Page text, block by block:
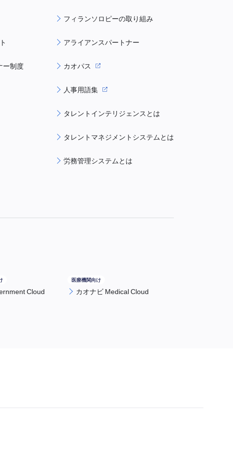
ー制度
フィランソロピーの取り組み
アライアンスパートナー
カオパス
人事用語集
タレントインテリジェンスとは
タレントマネジメントシステムとは
労務管理システムとは
Cloud カオナビ Medical Cloud